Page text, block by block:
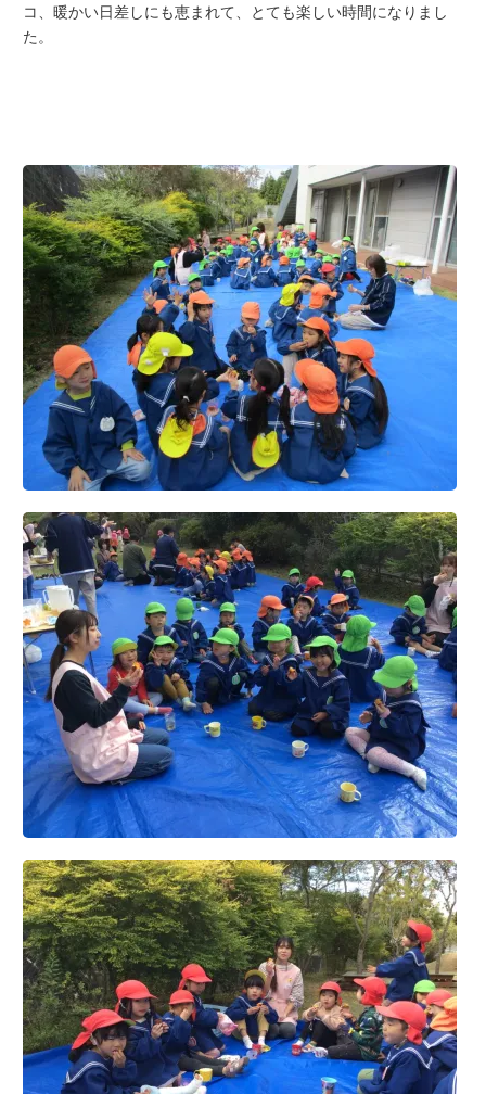
コ、暖かい日差しにも恵まれて、とても楽しい時間になりまし
た。